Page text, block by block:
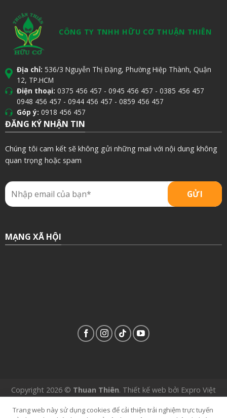
CÔNG TY TNHH HỮU CƠ THUẬN THIÊN
Địa chỉ: 536/3 Nguyễn Thị Đặng, Phường Hiệp Thành, Quận
12, TP.HCM
Điện thoại: 0375 456 457 - 0945 456 457 - 0385 456 457
0948 456 457 - 0944 456 457 - 0859 456 457
Góp ý: 0918 456 457
ĐĂNG KÝ NHẬN TIN
Chúng tôi cam kết sẽ không gửi những mail với nội dung không
quan trọng hoặc spam
MẠNG XÃ HỘI
Copyright 2026 © Thuan Thiên. Thiết kế web bởi Expro Việt
Trang web này sử dụng cookies để cải thiện trải nghiệm trực tuyến